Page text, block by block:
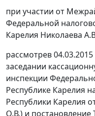
при участии от
Федеральной
Карелия Николаева
рассмотрев
заседании
инспекции
Республике Карелия
Республики Карелия
О.В.) и постановление